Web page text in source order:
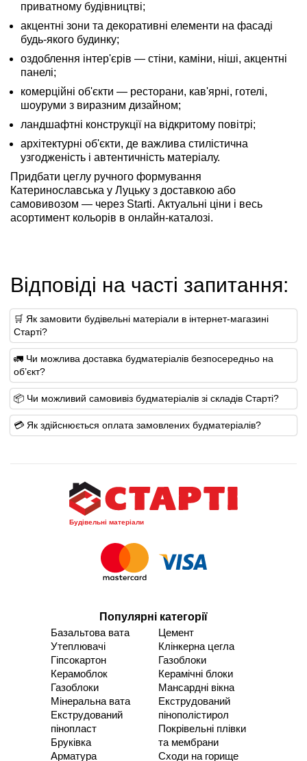
приватному будівництві;
акцентні зони та декоративні елементи на фасаді
будь-якого будинку;
оздоблення інтер'єрів — стіни, каміни, ніші, акцентні
панелі;
комерційні об'єкти — ресторани, кав'ярні, готелі,
шоуруми з виразним дизайном;
ландшафтні конструкції на відкритому повітрі;
архітектурні об'єкти, де важлива стилістична
узгодженість і автентичність матеріалу.
Придбати цеглу ручного формування
Катеринославська у Луцьку з доставкою або
самовивозом — через Starti. Актуальні ціни і весь
асортимент кольорів в онлайн-каталозі.
Відповіді на часті запитання:
🛒 Як замовити будівельні матеріали в інтернет-магазині
Старті?
🚛 Чи можлива доставка будматеріалів безпосередньо на
об’єкт?
📦 Чи можливий самовивіз будматеріалів зі складів Старті?
💳 Як здійснюється оплата замовлених будматеріалів?
Будівельні матеріали
Популярні категорії
Базальтова вата
Утеплювачі
Гіпсокартон
Керамоблок
Газоблоки
Мінеральна вата
Екструдований
пінопласт
Бруківка
Арматура
Цемент
Клінкерна цегла
Газоблоки
Керамічні блоки
Мансардні вікна
Екструдований
пінополістирол
Покрівельні плівки
та мембрани
Сходи на горище